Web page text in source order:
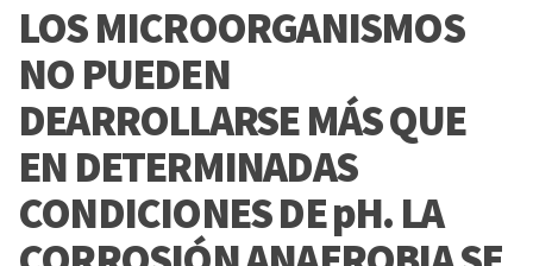
LOS MICROORGANISMOS
NO PUEDEN
DEARROLLARSE MÁS QUE
EN DETERMINADAS
CONDICIONES DE pH. LA